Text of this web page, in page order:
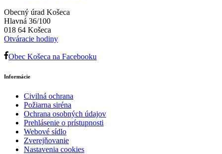
Obecný úrad Košeca
Hlavná 36/100
018 64 Košeca
Otváracie hodiny
Obec Košeca na Facebooku
Informácie
Civilná ochrana
Požiarna siréna
Ochrana osobných údajov
Prehlásenie o prístupnosti
Webové sídlo
Zverejňovanie
Nastavenia cookies